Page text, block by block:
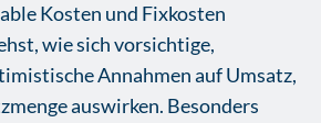
Kosten und Fixkosten
wie sich vorsichtige,
Annahmen auf Umsatz,
auswirken. Besonders